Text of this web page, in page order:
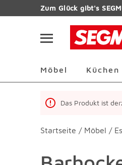
Zum HauptinhaltZum Glück gibt's
Möbel Küchen
Das Produkt ist
Startseite / Möbel /